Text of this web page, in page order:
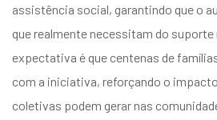
assistência social, garantindo que o
que realmente necessitam do
expectativa é que centenas de
com a iniciativa, reforçando o
coletivas podem gerar nas